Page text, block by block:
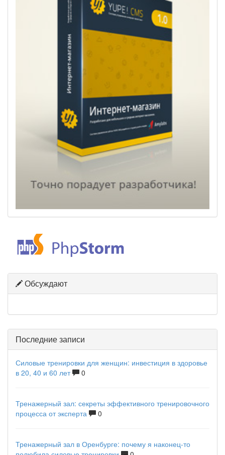
Обсуждают
Последние записи
Силовые тренировки для женщин: инвестиция в здоровье
в 20, 40 и 60 лет
0
Тренажерный зал: секреты эффективного тренировочного
процесса от эксперта
0
Тренажерный зал в Оренбурге: почему я наконец-то